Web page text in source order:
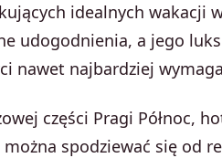
idealnych wakacji
udogodnienia, a jego
nawet najbardziej
części Pragi Północ,
spodziewać się od